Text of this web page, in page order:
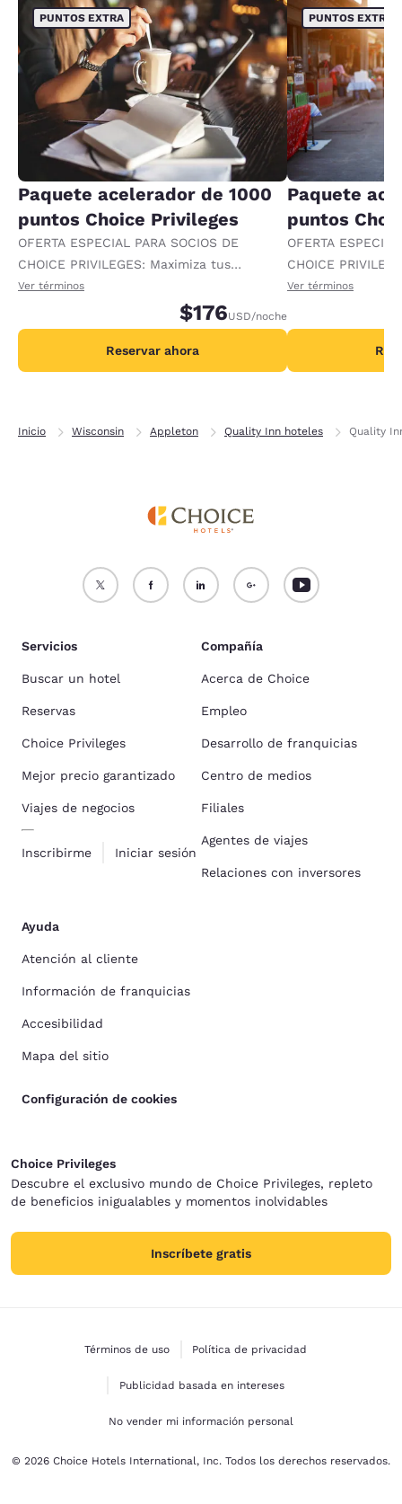
PUNTOS EXTRA
Paquete acelerador de 1000
puntos Choice Privileges
OFERTA ESPECIAL PARA SOCIOS DE
CHOICE PRIVILEGES: Maximiza tus
recompensas al recibir 1000 puntos
Ver términos
$176USD/noche
Reservar ahora
PUNTOS EXTRA
Paquete
puntos
OFERTA
CHOICE
recompensas al
Ver términos
Inicio Wisconsin Appleton Quality Inn hoteles Quality
Servicios
Buscar un hotel
Reservas
Choice Privileges
Mejor precio garantizado
Viajes de negocios
Inscribirme Iniciar sesión
Compañía
Acerca de Choice
Empleo
Desarrollo de franquicias
Centro de medios
Filiales
Agentes de viajes
Relaciones con inversores
Ayuda
Atención al cliente
Información de franquicias
Accesibilidad
Mapa del sitio
Configuración de cookies
Choice Privileges
Descubre el exclusivo mundo de Choice Privileges, repleto
de beneficios inigualables y momentos inolvidables
Inscríbete gratis
Términos de uso Política de privacidad
Publicidad basada en intereses
No vender mi información personal
© 2026 Choice Hotels International, Inc. Todos los derechos reservados.